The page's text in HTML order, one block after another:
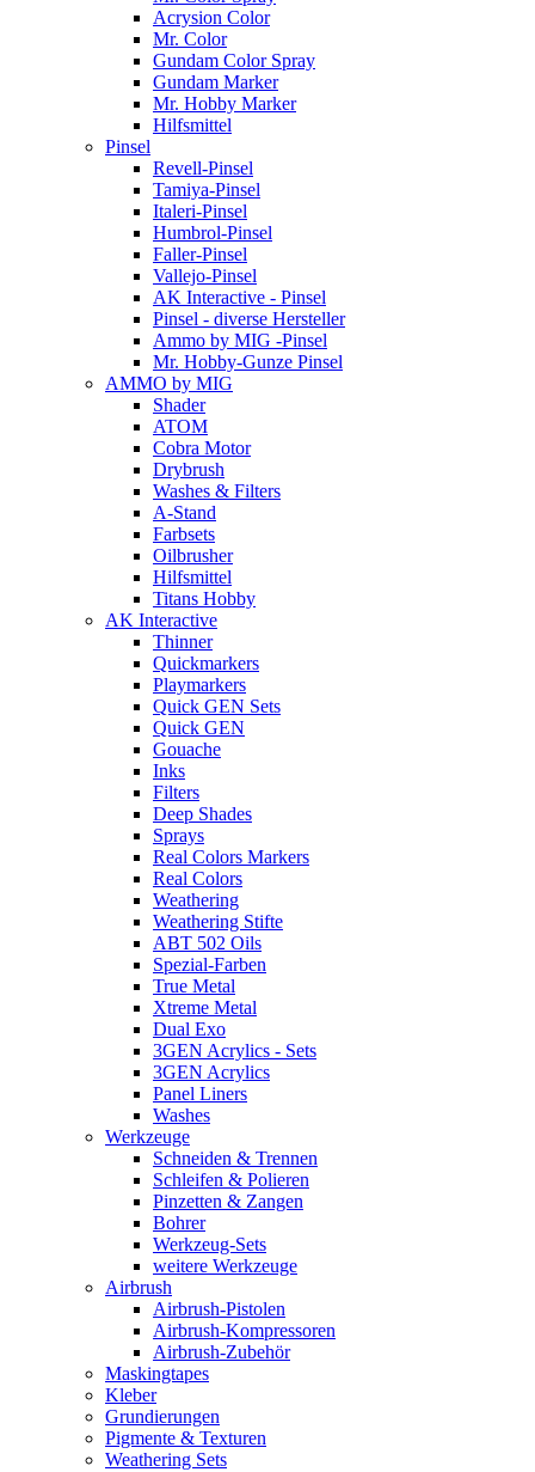
Acrysion Color
Mr. Color
Gundam Color Spray
Gundam Marker
Mr. Hobby Marker
Hilfsmittel
Pinsel
Revell-Pinsel
Tamiya-Pinsel
Italeri-Pinsel
Humbrol-Pinsel
Faller-Pinsel
Vallejo-Pinsel
AK Interactive - Pinsel
Pinsel - diverse Hersteller
Ammo by MIG -Pinsel
Mr. Hobby-Gunze Pinsel
AMMO by MIG
Shader
ATOM
Cobra Motor
Drybrush
Washes & Filters
A-Stand
Farbsets
Oilbrusher
Hilfsmittel
Titans Hobby
AK Interactive
Thinner
Quickmarkers
Playmarkers
Quick GEN Sets
Quick GEN
Gouache
Inks
Filters
Deep Shades
Sprays
Real Colors Markers
Real Colors
Weathering
Weathering Stifte
ABT 502 Oils
Spezial-Farben
True Metal
Xtreme Metal
Dual Exo
3GEN Acrylics - Sets
3GEN Acrylics
Panel Liners
Washes
Werkzeuge
Schneiden & Trennen
Schleifen & Polieren
Pinzetten & Zangen
Bohrer
Werkzeug-Sets
weitere Werkzeuge
Airbrush
Airbrush-Pistolen
Airbrush-Kompressoren
Airbrush-Zubehör
Maskingtapes
Kleber
Grundierungen
Pigmente & Texturen
Weathering Sets